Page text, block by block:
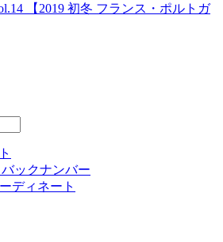
【2019 初冬 フランス・ポルトガ
バックナンバー
ディネート